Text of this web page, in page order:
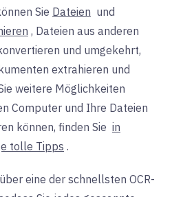
Sie Dateien und
, Dateien aus anderen
und umgekehrt,
extrahieren und
weitere Möglichkeiten
Computer und Ihre Dateien
können, finden Sie in
tolle Tipps .
eine der schnellsten OCR-